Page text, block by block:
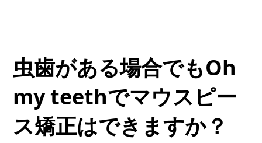
虫歯がある場合でもOh
my teethでマウスピー
ス矯正はできますか？